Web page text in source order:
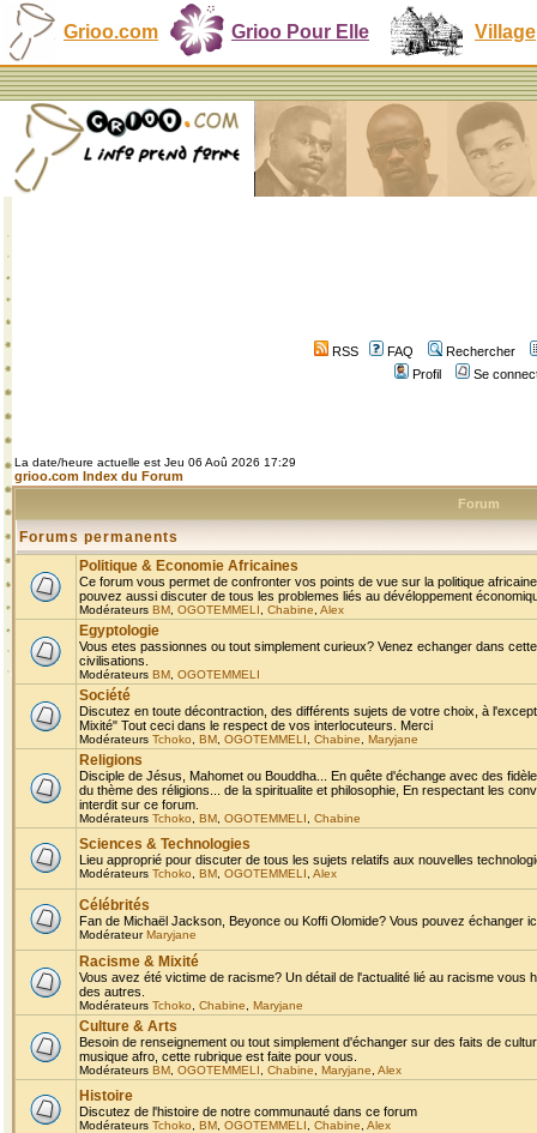
Grioo.com Grioo Pour Elle Village
RSS FAQ
Rechercher
Profil
Se
La date/heure actuelle est Jeu 06 Aoû 2026 17:29
grioo.com Index du Forum
Forum
Forums permanents
Politique & Economie Africaines
Ce forum vous permet de confronter vos points de vue sur la politique
pouvez aussi discuter de tous les problemes liés au dévéloppement
Modérateurs BM OGOTEMMELI Chabine Alex
Egyptologie
Vous etes passionnes ou tout simplement curieux? Venez echanger dans
civilisations.
Modérateurs BM OGOTEMMELI
Société
Discutez en toute décontraction, des différents sujets de votre choix, à
Mixité" Tout ceci dans le respect de vos interlocuteurs. Merci
Modérateurs Tchoko BM OGOTEMMELI Chabine Maryjane
Religions
Disciple de Jésus, Mahomet ou Bouddha... En quête d'échange avec des
du thème des réligions... de la spiritualite et philosophie, En respectant les
interdit sur ce forum.
Modérateurs Tchoko BM OGOTEMMELI Chabine
Sciences & Technologies
Lieu approprié pour discuter de tous les sujets relatifs aux nouvelles
Modérateurs Tchoko BM OGOTEMMELI Alex
Célébrités
Fan de Michaël Jackson, Beyonce ou Koffi Olomide? Vous pouvez échanger
ModérateurMaryjane
Racisme & Mixité
Vous avez été victime de racisme? Un détail de l'actualité lié au racisme
des autres.
Modérateurs Tchoko Chabine Maryjane
Culture & Arts
Besoin de renseignement ou tout simplement d'échanger sur des faits de
musique afro, cette rubrique est faite pour vous.
Modérateurs BM OGOTEMMELI Chabine Maryjane Alex
Histoire
Discutez de l'histoire de notre communauté dans ce forum
Modérateurs Tchoko BM OGOTEMMELI Chabine Alex